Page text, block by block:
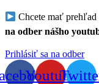
Chcete mať prehľad
na odber nášho
Prihlásiť sa na odber
Youtube